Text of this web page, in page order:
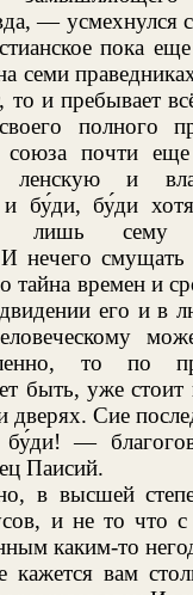
— усмехнулся
пока
семи
то и пребывает
полного
союза почти
и
и бу́ди, бу́ди
лишь сему
нечего смущать
тайна времен и
его и в
то по
быть, уже стоит
дверях. Сие
—
Паисий.
в высшей
и не то что с
каким-то
вам